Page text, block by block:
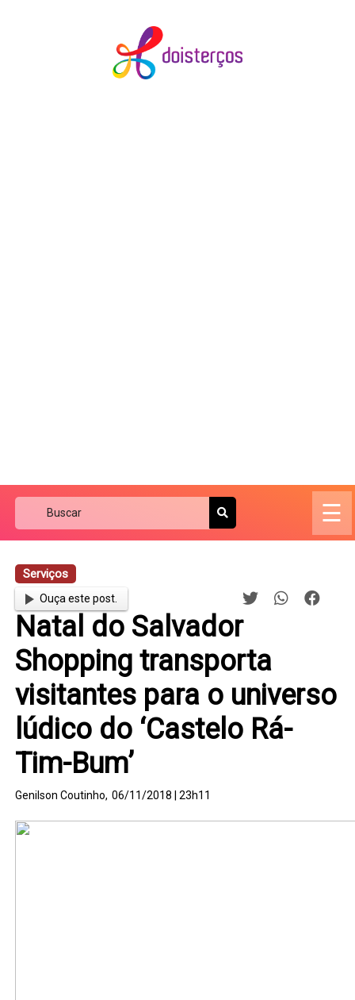
☰
Serviços
Ouça este post.
Natal do Salvador
Shopping transporta
visitantes para o universo
lúdico do ‘Castelo Rá-
Tim-Bum’
Genilson Coutinho, 06/11/2018 | 23h11